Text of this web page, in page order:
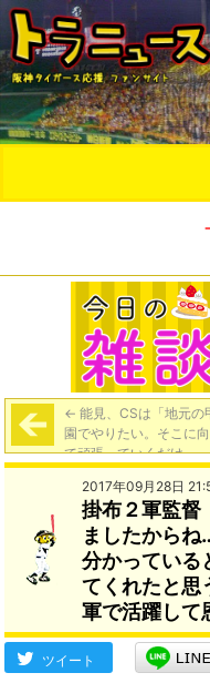
← 能見、CSは「地元の
園でやりたい。そこに
て頑張っていくだけ」
2017年09月28日
掛布２軍監督
ましたから
分かっている
てくれたと思
軍で活躍して
ツイート